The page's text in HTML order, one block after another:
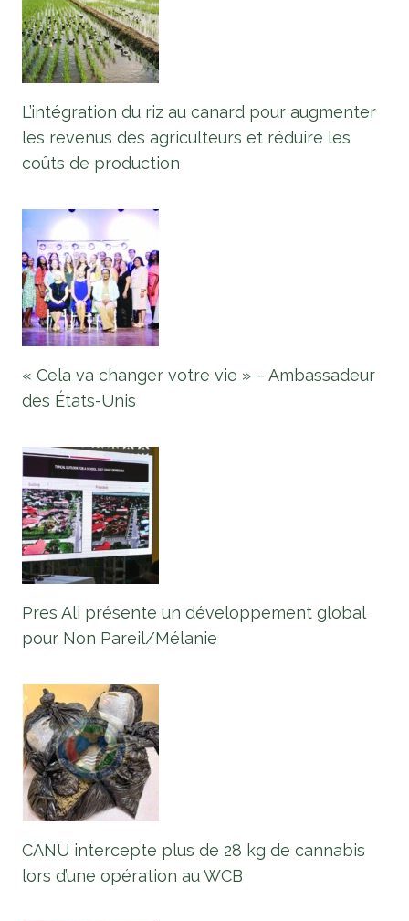
L’intégration du riz au canard pour augmenter
les revenus des agriculteurs et réduire les
coûts de production
« Cela va changer votre vie » – Ambassadeur
des États-Unis
Pres Ali présente un développement global
pour Non Pareil/Mélanie
CANU intercepte plus de 28 kg de cannabis
lors d’une opération au WCB